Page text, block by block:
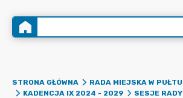
STRONA GŁÓWNA
RADA MIEJSKA W
KADENCJA IX 2024 - 2029
SESJE